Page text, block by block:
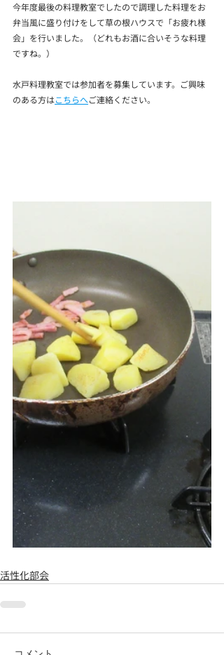
今年度最後の料理教室でしたので調理した料理をお
弁当風に盛り付けをして草の根ハウスで「お疲れ様
会」を行いました。（どれもお酒に合いそうな料理
ですね。）
水戸料理教室では参加者を募集しています。ご興味
のある方はこちらへご連絡ください。
活性化部会